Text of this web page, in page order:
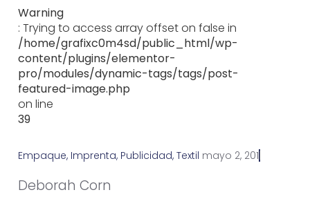
Warning
: Trying to access array offset on false in
/home/grafixc0m4sd/public_html/wp-
content/plugins/elementor-
pro/modules/dynamic-tags/tags/post-
featured-image.php
on line
39
Empaque, Imprenta, Publicidad, Textil mayo 2, 2015
Deborah Corn